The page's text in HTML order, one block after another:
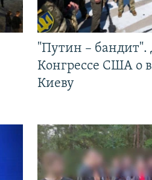
"Путин – бандит".
Конгрессе США о
Киеву